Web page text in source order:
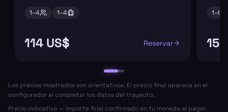
1–4 1–4
114 US$ Reservar
1–6
Los precios mostrados son orientativos. El precio final aparece en el
configurador al completar los datos del trayecto.
Precio indicativo — importe final confirmado en tu moneda al pagar.